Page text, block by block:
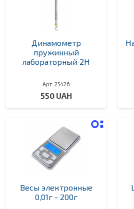
Динамометр
пружинный
лабораторный 2Н
Арт: 25426
550 UAH
Весы электронные
0,01г - 200г